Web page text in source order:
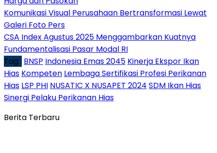
Komunikasi Visual Perusahaan Bertransformasi Lewat
Galeri Foto Pers
CSA Index Agustus 2025 Menggambarkan Kuatnya
Fundamentalisasi Pasar Modal RI
Tag : BNSP Indonesia Emas 2045 Kinerja Ekspor Ikan
Hias Kompeten Lembaga Sertifikasi Profesi Perikanan
Hias LSP PHI NUSATIC X NUSAPET 2024 SDM Ikan Hias
Sinergi Pelaku Perikanan Hias
Berita Terbaru